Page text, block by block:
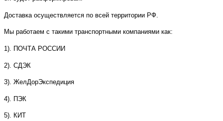
Доставка осуществляется по всей территории РФ.
Мы работаем с такими транспортными компаниями как:
1). ПОЧТА РОССИИ
2). СДЭК
3). ЖелДорЭкспедиция
4). ПЭК
5). КИТ